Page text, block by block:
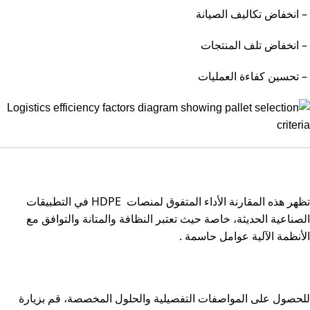
– انخفاض تكاليف الصيانة
– انخفاض تلف المنتجات
–تحسين كفاءة العمليات
تظهر هذه المقارنة الأداء المتفوق لمنصات HDPE في التطبيقات
الصناعية الحديثة، خاصة حيث تعتبر النظافة والمتانة والتوافق مع
الأنظمة الآلية عوامل حاسمة .
للحصول على المواصفات التفصيلية والحلول المخصصة، قم بزيارة